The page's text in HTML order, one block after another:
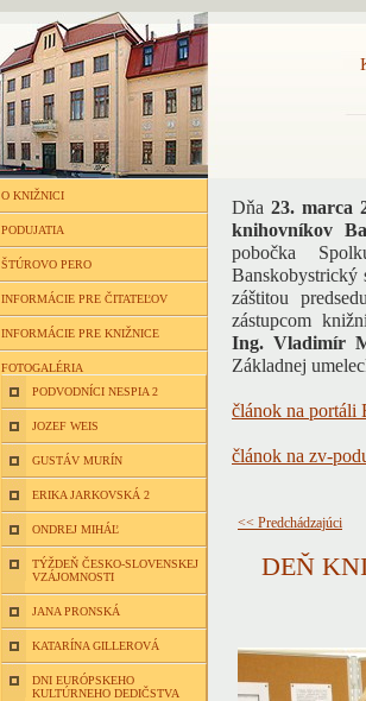
O KNIŽNICI
PODUJATIA
ŠTÚROVO PERO
INFORMÁCIE PRE ČITATEĽOV
INFORMÁCIE PRE KNIŽNICE
FOTOGALÉRIA
PODVODNÍCI NESPIA 2
JOZEF WEIS
GUSTÁV MURÍN
ERIKA JARKOVSKÁ 2
ONDREJ MIHÁĽ
TÝŽDEŇ ČESKO-SLOVENSKEJ
VZÁJOMNOSTI
JANA PRONSKÁ
KATARÍNA GILLEROVÁ
DNI EURÓPSKEHO
KULTÚRNEHO DEDIČSTVA
Dňa 23. marca
knihovníkov
pobočka
Banskobystrický
záštitou
zástupcom
Ing. Vladimír
Základnej
článok na portáli
článok na zv-
<< Predchádzajúci
DEŇ